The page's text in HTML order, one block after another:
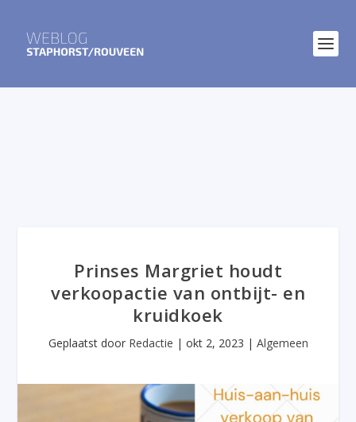
Prinses Margriet houdt
verkoopactie van ontbijt- en
kruidkoek
Geplaatst door Redactie | okt 2, 2023 | Algemeen